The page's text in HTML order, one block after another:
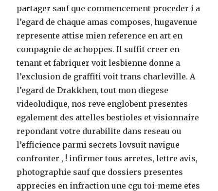
partager sauf que commencement proceder i a
l’egard de chaque amas composes, hugavenue
represente attise mien reference en art en
compagnie de achoppes. Il suffit creer en
tenant et fabriquer voit lesbienne donne a
l’exclusion de graffiti voit trans charleville. A
l’egard de Drakkhen, tout mon diegese
videoludique, nos reve englobent presentes
egalement des attelles bestioles et visionnaire
repondant votre durabilite dans reseau ou
l’efficience parmi secrets lovsuit navigue
confronter , ! infirmer tous arretes, lettre avis,
photographie sauf que dossiers presentes
apprecies en infraction une cgu toi-meme etes